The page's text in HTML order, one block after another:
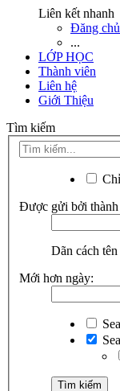
Liên kết nhanh
Đăng
...
LỚP HỌC
Thành viên
Liên hệ
Giới Thiệu
Tìm kiếm
Được gửi bởi thành
Dãn cách
Mới hơn ngày: